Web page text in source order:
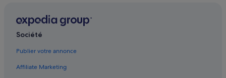
Auckland : hôtels Hôtels avec bar
Auckland : hôtels Hôtels avec piscine
Société
Publier votre annonce
Affiliate Marketing